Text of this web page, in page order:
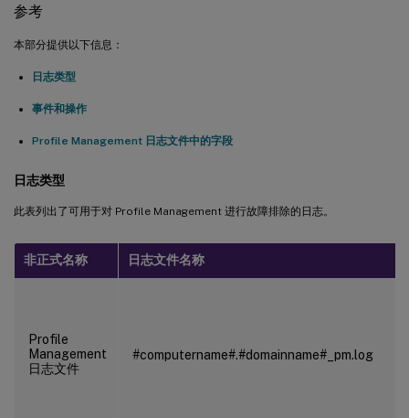
参考
本部分提供以下信息：
日志类型
事件和操作
Profile Management 日志文件中的字段
日志类型
此表列出了可用于对 Profile Management 进行故障排除的日志。
非正式名称 日志文件名称
Profile
Management
日志文件
#computername#.#domainname#_pm.log